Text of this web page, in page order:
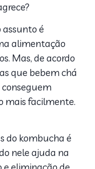
é
alimentação
Mas, de acordo
que bebem chá
mais facilmente.
do kombucha é
nele ajuda na